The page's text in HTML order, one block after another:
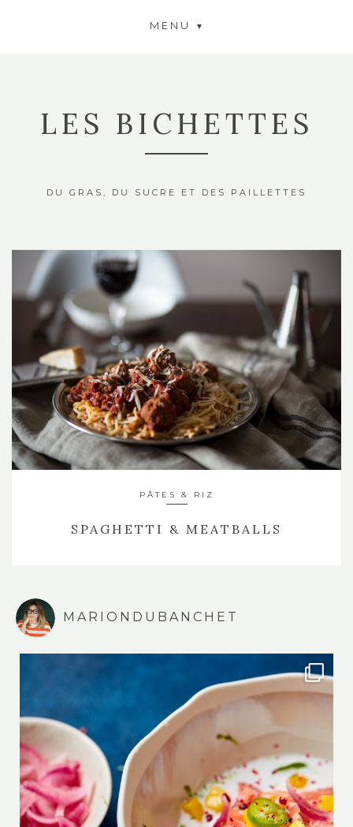
MENU
LES BICHETTES
DU GRAS, DU SUCRE ET DES PAILLETTES
PÂTES & RIZ
SPAGHETTI & MEATBALLS
MARIONDUBANCHET